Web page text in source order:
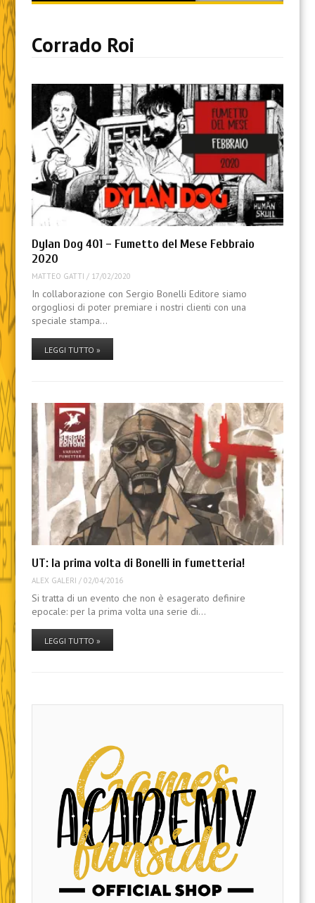
content
Corrado Roi
Dylan Dog 401 – Fumetto del Mese Febbraio
2020
MATTEO GATTI / 17/02/2020
In collaborazione con Sergio Bonelli Editore siamo
orgogliosi di poter premiare i nostri clienti con una
speciale stampa…
LEGGI TUTTO »
UT: la prima volta di Bonelli in fumetteria!
ALEX GALERI / 02/04/2016
Si tratta di un evento che non è esagerato definire
epocale: per la prima volta una serie di…
LEGGI TUTTO »